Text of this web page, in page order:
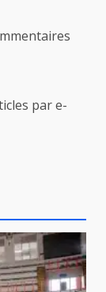
par e-